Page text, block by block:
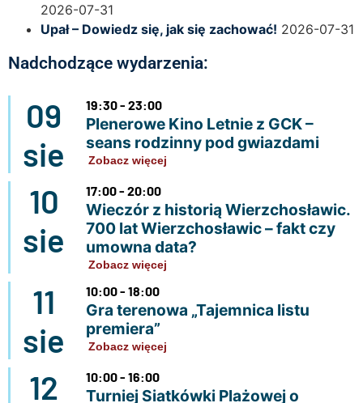
2026-07-31
Upał – Dowiedz się, jak się zachować! 2026-07-31
Nadchodzące wydarzenia:
09
sie
19:30 - 23:00
Plenerowe Kino Letnie z GCK –
seans rodzinny pod gwiazdami
Zobacz więcej
10
sie
17:00 - 20:00
Wieczór z historią Wierzchosławic.
700 lat Wierzchosławic – fakt czy
umowna data?
Zobacz więcej
11
sie
10:00 - 18:00
Gra terenowa „Tajemnica listu
premiera”
Zobacz więcej
12
10:00 - 16:00
Turniej Siatkówki Plażowej o